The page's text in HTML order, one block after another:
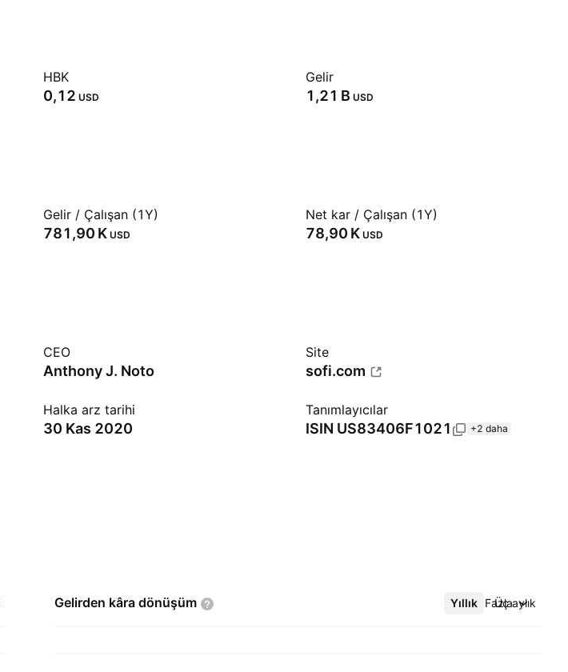
HBK
0,12 USD
Gelir
‪1,21 B‬ USD
Gelir / Çalışan (1Y)
‪781,90 K‬ USD
Net kar / Çalışan (1Y)
‪78,90 K‬ USD
CEO
Anthony J. Noto
Site
sofi.com
Halka arz tarihi
30 Kas 2020
Tanımlayıcılar
ISIN US83406F1021 +2 daha
Gelirden kâra dönüşüm Yıllık Üç aylık
Daha Fazla